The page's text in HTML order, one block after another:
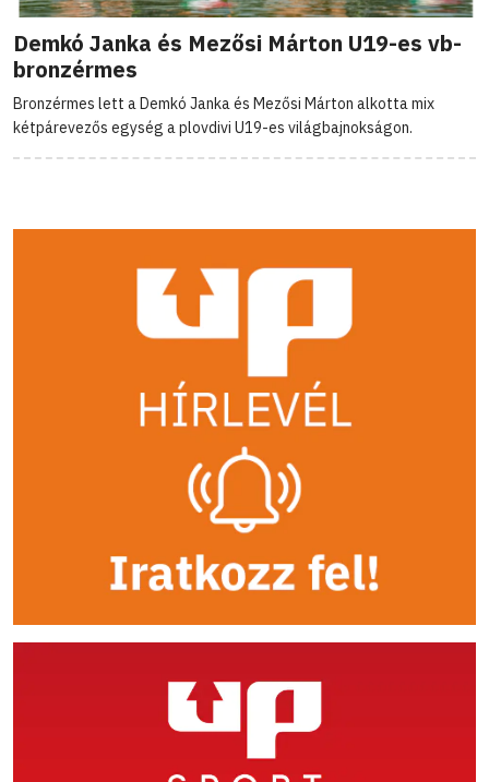
Demkó Janka és Mezősi Márton U19-es vb-
bronzérmes
Bronzérmes lett a Demkó Janka és Mezősi Márton alkotta mix
kétpárevezős egység a plovdivi U19-es világbajnokságon.